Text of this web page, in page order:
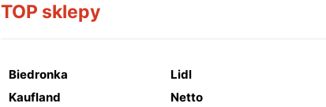
TOP sklepy
Biedronka Lidl
Kaufland
Netto